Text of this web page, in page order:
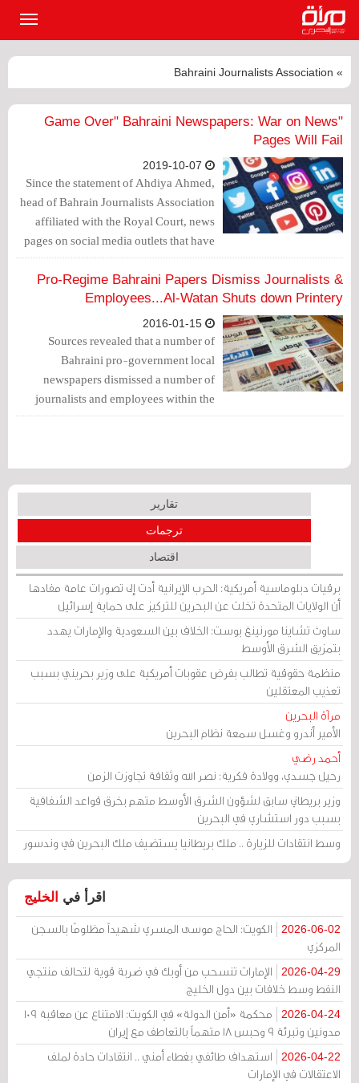
» Bahraini Journalists Association
"Game Over" Bahraini Newspapers: War on News
Pages Will Fail
Since the statement of Ahdiya Ahmed,
head of Bahrain Journalists Association
affiliated with the Royal Court, news
pages on social media outlets that have
Bahraini popularity, Instagram in
particular, have been continuously
attacked.
Pro-Regime Bahraini Papers Dismiss Journalists &
Employees...Al-Watan Shuts down Printery
Sources revealed that a number of
Bahraini pro-government local
newspapers dismissed a number of
journalists and employees within the
past few days, while reviewing the
تقارير
ترجمات
اقتصاد
برقيات دبلوماسية أمريكية: الحرب الإيرانية أدت إلى تصورات عامة مفادها
أن الولايات المتحدة تخلت عن البحرين للتركيز على حماية إسرائيل
ساوث تشاينا مورنينغ بوست: الخلاف بين السعودية والإمارات يهدد
بتمزيق الشرق الأوسط
منظمة حقوقية تطالب بفرض عقوبات أمريكية على وزير بحريني بسبب
تعذيب المعتقلين
مرآة البحرين
الأمير أندرو وغسل سمعة نظام البحرين
أحمد رضي
رحيل جسدي، وولادة فكرية: نصر الله وثقافة تجاوزت الزمن
وزير بريطاني سابق لشؤون الشرق الأوسط متهم بخرق قواعد الشفافية
بسبب دور استشاري في البحرين
وسط انتقادات للزيارة .. ملك بريطانيا يستضيف ملك البحرين في وندسور
اقرأ في الخليج
2026-06-02
الكويت: الحاج موسى المسري شهيداً مظلومًا بالسجن
المركزي
2026-04-29
الإمارات تنسحب من أوبك في ضربة قوية لتحالف منتجي
النفط وسط خلافات بين دول الخليج
2026-04-24
محكمة «أمن الدولة» في الكويت: الامتناع عن معاقبة 109
مدونين وتبرئة 9 وحبس 18 متهماً بالتعاطف مع إيران
2026-04-22
استهداف طائفي بغطاء أمني .. انتقادات حادة لملف
الاعتقالات في الإمارات